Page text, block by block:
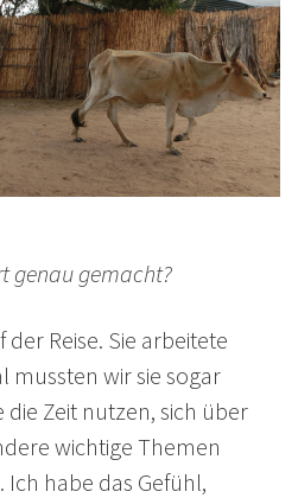
genau gemacht?
Reise. Sie arbeitete
wir sie sogar
Zeit nutzen, sich über
wichtige Themen
habe das Gefühl,